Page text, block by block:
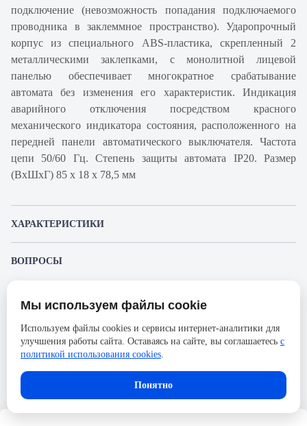
подключение (невозможность попадания подключаемого
проводника в заклеммное пространство). Ударопрочный
корпус из специального ABS-пластика, скрепленный 2
металлическими заклепками, с монолитной лицевой
панелью обеспечивает многократное срабатывание
автомата без изменения его характеристик. Индикация
аварийного отключения посредством красного
механического индикатора состояния, расположенного на
передней панели автоматического выключателя. Частота
цепи 50/60 Гц. Степень защиты автомата IP20. Размер
(ВхШхГ) 85 х 18 х 78,5 мм
ХАРАКТЕРИСТИКИ
Производитель
Серия
Acti 9
Номинальный ток
Напряжение, В
72
Количество полюсов
ВОПРОСЫ
Пожалуйста, авторизуйтесь, чтобы иметь
возможность оставлять вопросы.
Представленные изображения и характеристики могут отличаться от реального
без предварительного уведомления. Компания АйДистрибьют не несёт
ответственности в случае не соответствия текущей модели товаров фотографиям,
размещённым в карточке товара.
Мы используем файлы cookie
Используем файлы cookies и сервисы интернет-аналитики для
улучшения работы сайта. Оставаясь на сайте, вы соглашаетесь с
политикой использования cookies.
Понятно